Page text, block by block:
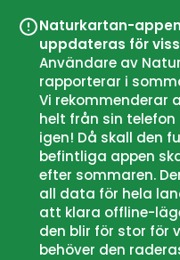
Naturkartan-
uppdateras för
Användare av
rapporterar i
Vi rekommenderar
helt från sin
igen! Då skall den
befintliga appen
efter sommaren.
all data för hela
att klara offline-
den blir för stor för
behöver den